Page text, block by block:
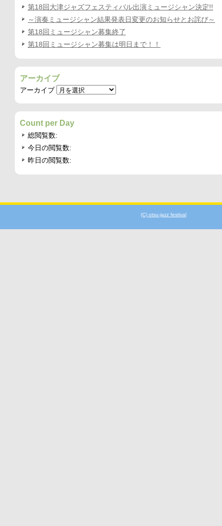
第18回大津ジャズフェスティバル出演ミュージシャン決定!!
～演奏ミュージシャン結果発表日変更のお知らせとお詫び～
第18回ミュージシャン募集終了
第18回ミュージシャン募集は明日まで！！
アーカイブ
アーカイブ
Count per Day
総閲覧数:
今日の閲覧数:
昨日の閲覧数:
(C) otsu-jazz festival